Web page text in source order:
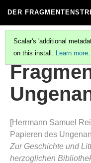
DER
Scalar's 'additional
on this install. Learn more.
BASEDOW, VORSCHLAG
[Herrmann Samuel
Papieren des
Zur Geschichte und
herzoglichen